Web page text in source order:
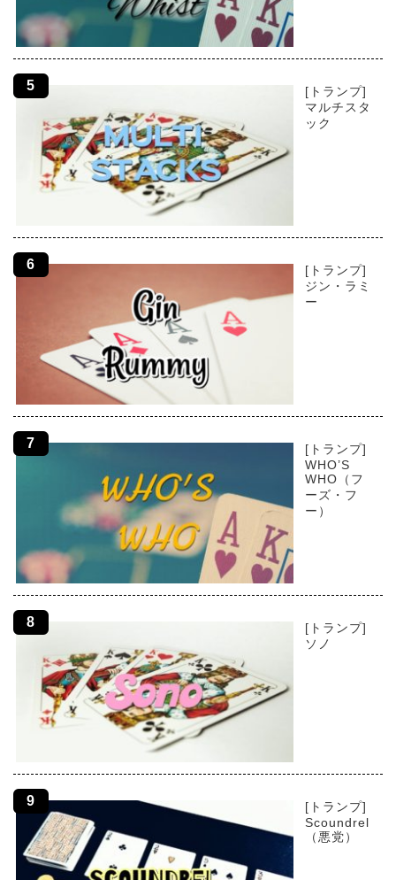
[トランプ]
マルチスタ
ック
[トランプ]
ジン・ラミ
ー
[トランプ]
WHO’S
WHO（フ
ーズ・フ
ー）
[トランプ]
ソノ
[トランプ]
Scoundrel
（悪党）